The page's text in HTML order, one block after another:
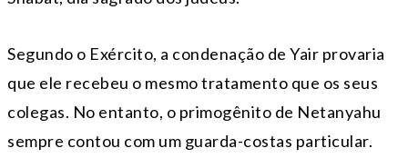
Segundo o Exército, a condenação de Yair provaria
que ele recebeu o mesmo tratamento que os seus
colegas. No entanto, o primogênito de Netanyahu
sempre contou com um guarda-costas particular.